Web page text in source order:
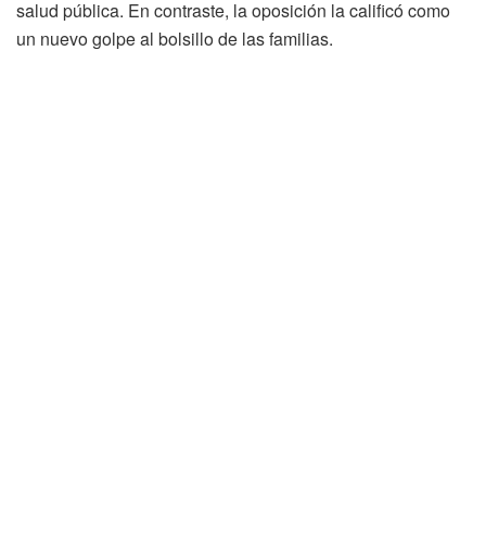
salud pública. En contraste, la oposición la calificó como
un nuevo golpe al bolsillo de las familias.